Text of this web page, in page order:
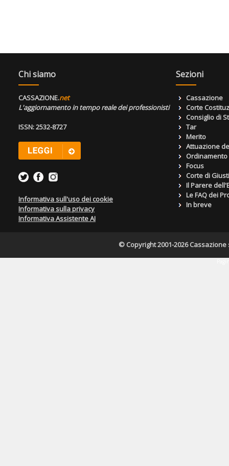
Chi siamo
CASSAZIONE.net
L'aggiornamento in tempo reale dei professionisti
ISSN: 2532-8727
Informativa sull'uso dei cookie
Informativa sulla privacy
Informativa Assistente AI
Sezioni
Cassazione
Corte
Consiglio di
Tar
Merito
Attuazione
Focus
Corte di
Il Parere
Le FAQ dei
In breve
© Copyright 2001-2026 Cassazione